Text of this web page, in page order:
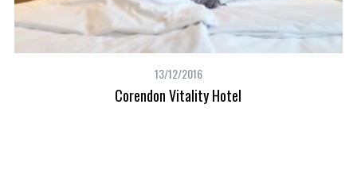
13/12/2016
Corendon Vitality Hotel